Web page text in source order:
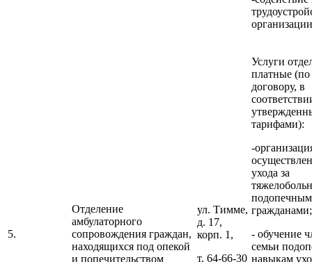
5.
Отделение
амбулаторного
сопровождения граждан,
находящихся под опекой
и попечительством
ул. Тимме,
д. 17,
корп. 1,
т. 64-66-30
Услуги
платные (по
договору, в
тарифами):
-
ухода за
гражданами;
- обучение
семьи
навыкам